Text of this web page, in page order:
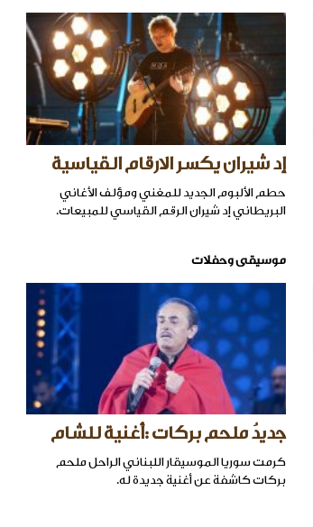
إد شيران يكسر الارقام القياسية
حطم الألبوم الجديد للمغني ومؤلف الأغاني
البريطاني إد شيران الرقم القياسي للمبيعات.
موسيقى وحفلات
جديدُ ملحم بركات :أغنية للشام
كرمت سوريا الموسيقار اللبناني الراحل ملحم
بركات كاشفة عن أغنية جديدة له.